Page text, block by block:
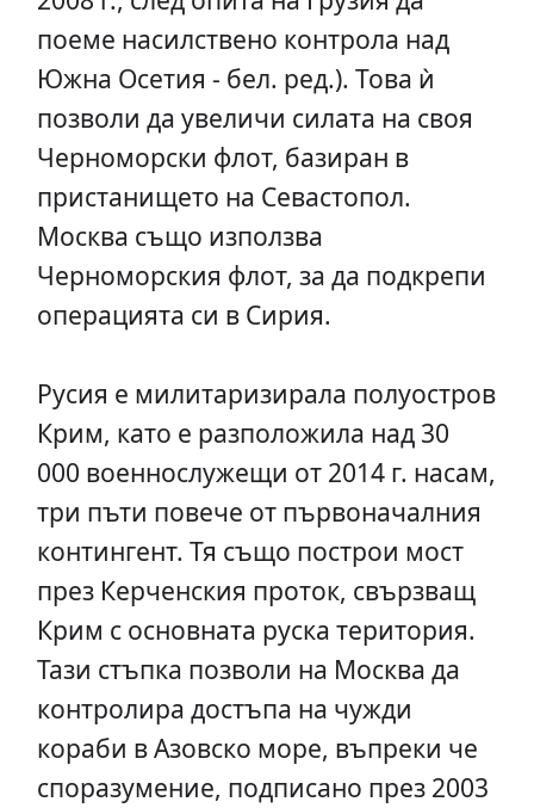
поеме насилствено контрола над
Южна Осетия - бел. ред.). Това ѝ
позволи да увеличи силата на своя
Черноморски флот, базиран в
пристанището на Севастопол.
Москва също използва
Черноморския флот, за да подкрепи
операцията си в Сирия.
Русия е милитаризирала полуостров
Крим, като е разположила над 30
000 военнослужещи от 2014 г. насам,
три пъти повече от първоначалния
контингент. Тя също построи мост
през Керченския проток, свързващ
Крим с основната руска територия.
Тази стъпка позволи на Москва да
контролира достъпа на чужди
кораби в Азовско море, въпреки че
споразумение, подписано през 2003